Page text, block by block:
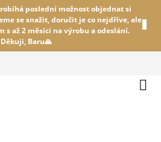
poslední možnost objednat si
se snažit, doručit je co nejdříve, ale
s až 2 měsíci na výrobu a odeslání.
Děkuji, Baru🙏